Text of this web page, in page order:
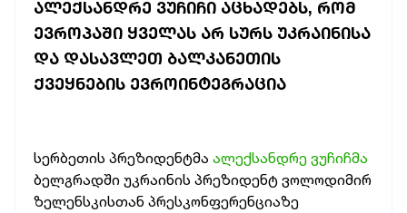
ᲐᲚᲔᲥᲡᲐᲜᲓᲠᲔ ᲕᲣᲩᲘᲩᲘ ᲐᲪᲮᲐᲓᲔᲑᲡ, ᲠᲝᲛ
ᲔᲕᲠᲝᲞᲐᲨᲘ ᲧᲕᲔᲚᲐᲡ ᲐᲠ ᲡᲣᲠᲡ ᲣᲙᲠᲐᲘᲜᲘᲡᲐ
ᲓᲐ ᲓᲐᲡᲐᲕᲚᲔᲗ ᲑᲐᲚᲙᲐᲜᲔᲗᲘᲡ
ᲥᲕᲔᲧᲜᲔᲑᲘᲡ ᲔᲕᲠᲝᲘᲜᲢᲔᲒᲠᲐᲪᲘᲐ
სერბეთის პრეზიდენტმა ალექსანდრე ვუჩიჩმა
ბელგრადში უკრაინის პრეზიდენტ ვოლოდიმირ
ზელენსკისთან პრესკონფერენციაზე